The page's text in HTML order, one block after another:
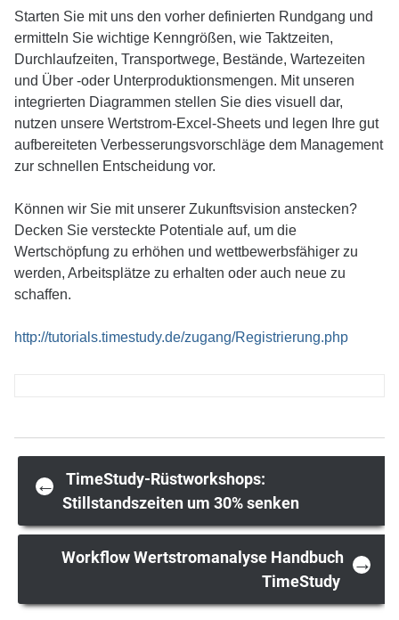
Starten Sie mit uns den vorher definierten Rundgang und
ermitteln Sie wichtige Kenngrößen, wie Taktzeiten,
Durchlaufzeiten, Transportwege, Bestände, Wartezeiten
und Über -oder Unterproduktionsmengen. Mit unseren
integrierten Diagrammen stellen Sie dies visuell dar,
nutzen unsere Wertstrom-Excel-Sheets und legen Ihre gut
aufbereiteten Verbesserungsvorschläge dem Management
zur schnellen Entscheidung vor.
Können wir Sie mit unserer Zukunftsvision anstecken?
Decken Sie versteckte Potentiale auf, um die
Wertschöpfung zu erhöhen und wettbewerbsfähiger zu
werden, Arbeitsplätze zu erhalten oder auch neue zu
schaffen.
http://tutorials.timestudy.de/zugang/Registrierung.php
Post
navigation
←
TimeStudy-Rüstworkshops:
Stillstandszeiten um 30% senken
Workflow Wertstromanalyse Handbuch
TimeStudy
→